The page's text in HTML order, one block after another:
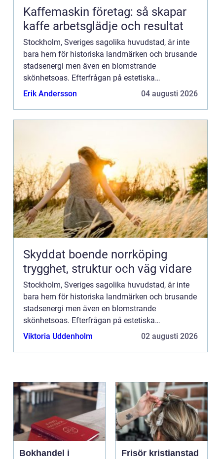
Kaffemaskin företag: så skapar
kaffe arbetsglädje och resultat
Stockholm, Sveriges sagolika huvudstad, är inte
bara hem för historiska landmärken och brusande
stadsenergi men även en blomstrande
skönhetsoas. Efterfrågan på estetiska
behandlingar som fillers fortsätter &o...
Erik Andersson 04 augusti 2026
Skyddat boende norrköping
trygghet, struktur och väg vidare
Stockholm, Sveriges sagolika huvudstad, är inte
bara hem för historiska landmärken och brusande
stadsenergi men även en blomstrande
skönhetsoas. Efterfrågan på estetiska
behandlingar som fillers fortsätter &o...
Viktoria Uddenholm 02 augusti 2026
Bokhandel i
Frisör kristianstad